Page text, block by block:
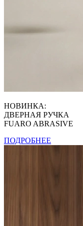
НОВИНКА:
ДВЕРНАЯ РУЧКА
FUARO ABRASIVE
ПОДРОБНЕЕ